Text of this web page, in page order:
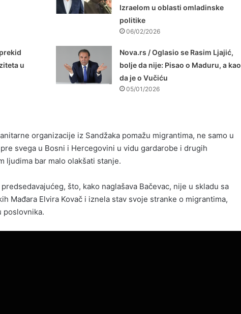
Izraelom u oblasti omladinske
politike
06/02/2026
u
Nova.rs / Oglasio se Rasim Ljajić,
bolje da nije: Pisao o Maduru, a kao
da je o Vučiću
05/01/2026
organizacije iz Sandžaka pomažu migrantima, ne samo u
svega u Bosni i Hercegovini u vidu gardarobe i drugih
ljudima bar malo olakšati stanje.
što, kako naglašava Bačevac, nije u skladu sa
Mađara Elvira Kovač i iznela stav svoje stranke o migrantima,
poslovnika.